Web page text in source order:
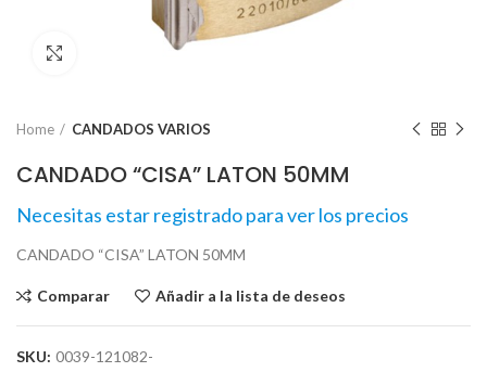
Click para agrandar
Home CANDADOS VARIOS
CANDADO “CISA” LATON 50MM
Necesitas estar registrado para ver los precios
CANDADO “CISA” LATON 50MM
Comparar Añadir a la lista de deseos
SKU: 0039-121082-